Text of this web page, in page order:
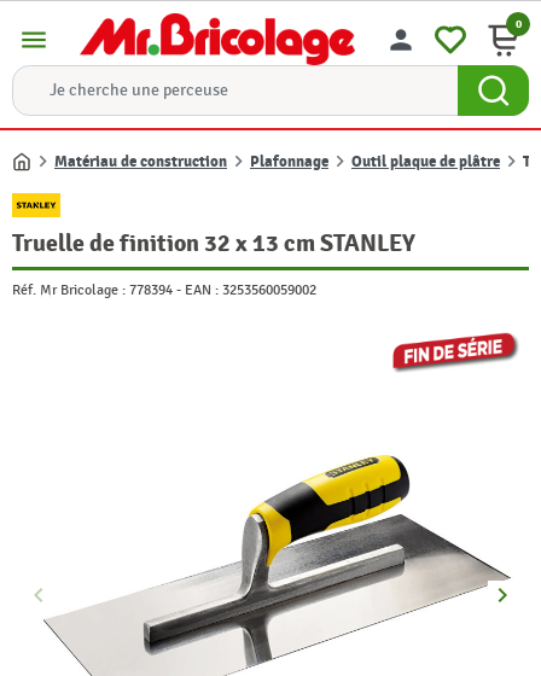
menu person 0
Accueil
Matériau de construction Plafonnage Outil plaque de plâtre
Truelle de finition 32 x 13 cm STANLEY
Réf. Mr Bricolage : 778394 - EAN : 3253560059002
Précédent
keyboard_arrow_left keyboard_arrow_right